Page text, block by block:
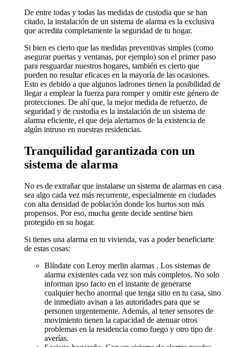
De entre todas y todas las medidas de custodia que se han
citado, la instalación de un sistema de alarma es la exclusiva
que acredita completamente la seguridad de tu hogar.
Si bien es cierto que las medidas preventivas simples (como
asegurar puertas y ventanas, por ejemplo) son el primer paso
para resguardar nuestros hogares, también es cierto que
pueden no resultar eficaces en la mayoría de las ocasiones.
Esto es debido a que algunos ladrones tienen la posibilidad de
llegar a emplear la fuerza para romper y omitir este género de
protecciones. De ahí que, la mejor medida de refuerzo, de
seguridad y de custodia es la instalación de un sistema de
alarma eficiente, el que deja alertarnos de la existencia de
algún intruso en nuestras residencias.
Tranquilidad garantizada con un
sistema de alarma
No es de extrañar que instalarse un sistema de alarmas en casa
sea algo cada vez más recurrente, especialmente en ciudades
con alta densidad de población donde los hurtos son más
propensos. Por eso, mucha gente decide sentirse bien
protegido en su hogar.
Si tienes una alarma en tu vivienda, vas a poder beneficiarte
de estas cosas:
Blíndate con Leroy merlin alarmas . Los sistemas de
alarma existentes cada vez son más completos. No solo
informan ipso facto en el instante de generarse
cualquier hecho anormal que tenga sitio en tu casa, sino
de inmediato avisan a las autoridades para que se
personen urgentemente. Además, al tener sensores de
movimiento tienen la capacidad de atenuar otros
problemas en la residencia como fuego y otro tipo de
averías.